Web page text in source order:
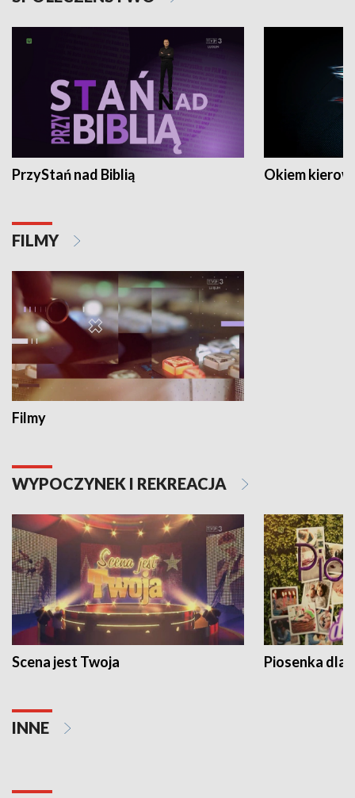
PrzyStań nad Biblią Okiem
FILMY
Filmy
WYPOCZYNEK I REKREACJA
Scena jest Twoja Piosenka dla
INNE